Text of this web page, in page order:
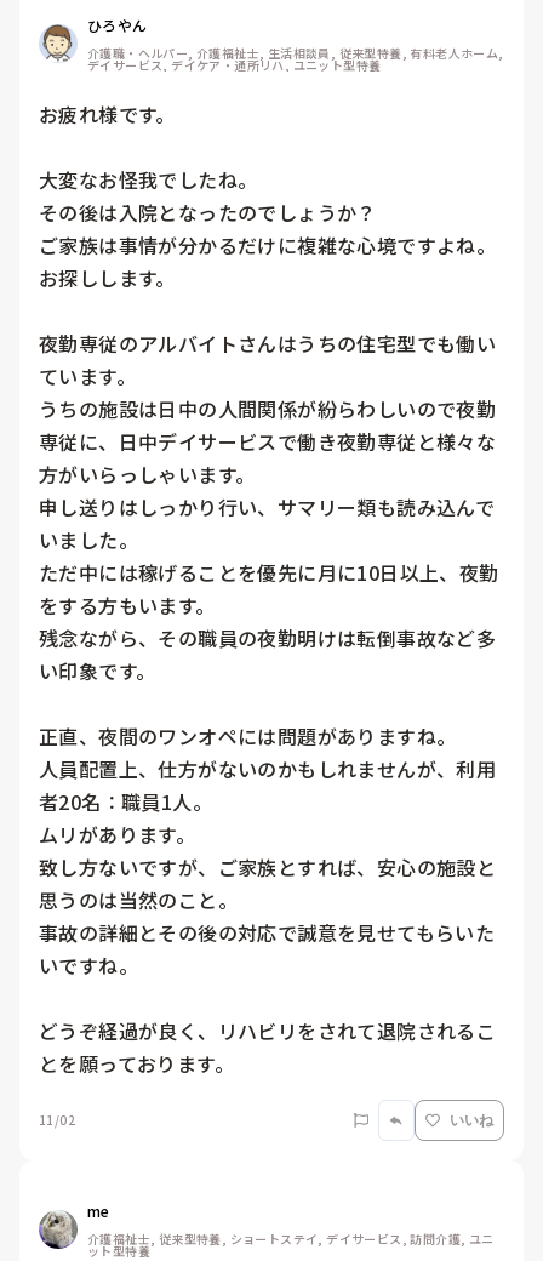
ひろやん
介護職・ヘルパー, 介護福祉士, 生活相談員, 従来型特養, 有料老人ホーム,
デイサービス, デイケア・通所リハ, ユニット型特養
お疲れ様です。
大変なお怪我でしたね。
その後は入院となったのでしょうか？
ご家族は事情が分かるだけに複雑な心境ですよね。
お探しします。
夜勤専従のアルバイトさんはうちの住宅型でも働い
ています。
うちの施設は日中の人間関係が紛らわしいので夜勤
専従に、日中デイサービスで働き夜勤専従と様々な
方がいらっしゃいます。
申し送りはしっかり行い、サマリー類も読み込んで
いました。
ただ中には稼げることを優先に月に10日以上、夜勤
をする方もいます。
残念ながら、その職員の夜勤明けは転倒事故など多
い印象です。
正直、夜間のワンオペには問題がありますね。
人員配置上、仕方がないのかもしれませんが、利用
者20名∶職員1人。
ムリがあります。
致し方ないですが、ご家族とすれば、安心の施設と
思うのは当然のこと。
事故の詳細とその後の対応で誠意を見せてもらいた
いですね。
どうぞ経過が良く、リハビリをされて退院されるこ
とを願っております。
11/02 いいね
me
介護福祉士, 従来型特養, ショートステイ, デイサービス, 訪問介護, ユニ
ット型特養